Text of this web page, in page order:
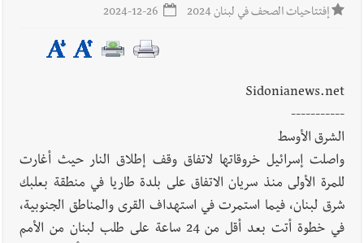
إفتتاحيات الصحف في لبنان 2024
Sidonianews.net
-----------
الشرق الأوسط
واصلت إسرائيل خروقاتها لاتفاق وقف إطلاق النار حيث أغارت
للمرة الأولى منذ سريان الاتفاق على بلدة طاريا في منطقة بعلبك
شرق لبنان، فيما استمرت في استهداف القرى والمناطق الجنوبية،
في خطوة أتت بعد أقل من 24 ساعة على طلب لبنان من الأمم